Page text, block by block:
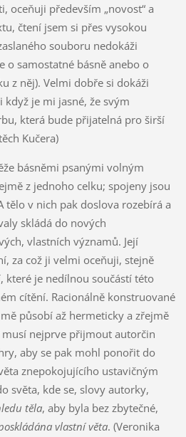
oceňuji především „novost“ a
čtení jsem si přes vysokou
souboru nedokáži
o samostatné básně anebo o
z něj). Velmi dobře si dokáži
je mi jasné, že svým
která bude přijatelná pro širší
Kučera)
básněmi psanými volným
z jednoho celku; spojeny jsou
tělo v nich pak doslova rozebírá a
skládá do nových
vlastních významů. Její
za což ji velmi oceňuji, stejně
které je nedílnou součástí této
cítění. Racionálně konstruované
působí až hermeticky a zřejmě
nejprve přijmout autorčin
aby se pak mohl ponořit do
znepokojujícího ustavičným
světa, kde se, slovy autorky,
těla, aby byla bez zbytečné,
vlastní věta. (Veronika